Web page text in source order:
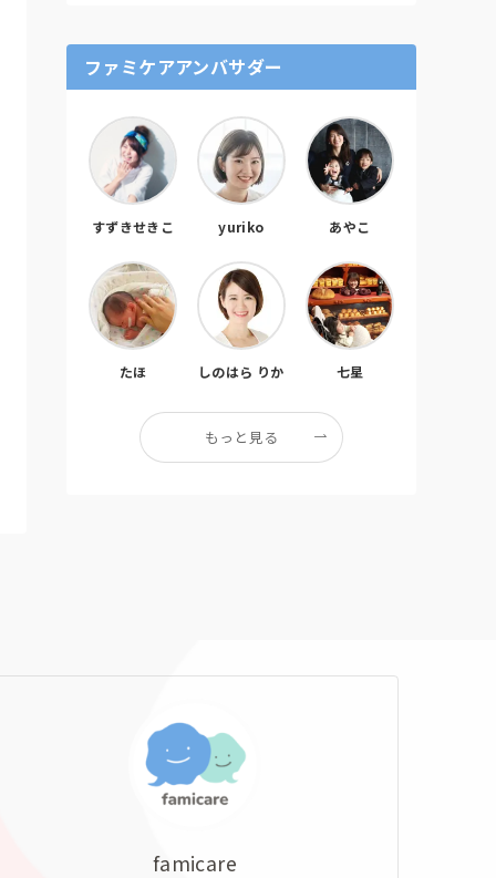
ファミケアアンバサダー
すずきせきこ yuriko あやこ
たほ しのはら りか 七星
もっと見る
famicare